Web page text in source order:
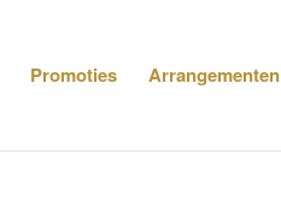
Promoties Arrangementen